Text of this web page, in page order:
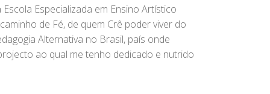
Especializada em Ensino Artístico
de Fé, de quem Crê poder viver do
Alternativa no Brasil, país onde
ao qual me tenho dedicado e nutrido